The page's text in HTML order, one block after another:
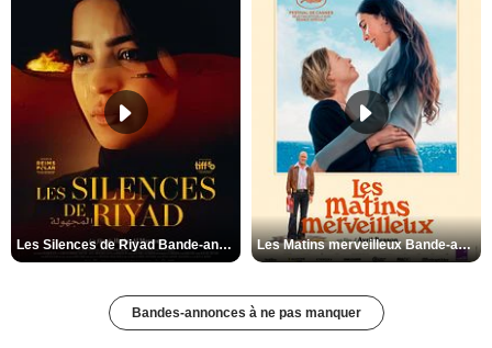
Les Silences de Riyad Bande-annonce VO STFR Les Matins merveilleux Bande-annonce VF
Bandes-annonces à ne pas manquer